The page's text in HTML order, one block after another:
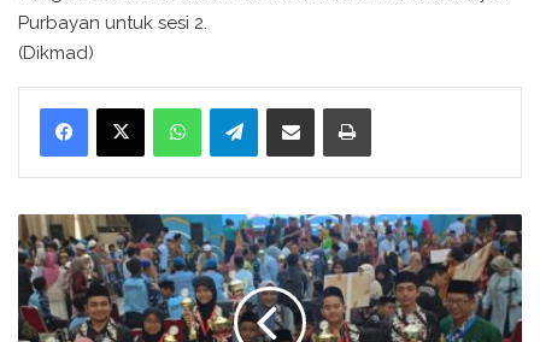
Purbayan untuk sesi 2.
(Dikmad)
WhatsApp Telegram
D
i
i
m